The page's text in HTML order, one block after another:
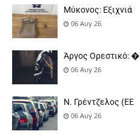
Μύκονος: Εξιχνιά
06 Αυγ 26
Άργος Ορεστικό: �
06 Αυγ 26
Ν. Γρέντζελος (ΕΕ
06 Αυγ 26